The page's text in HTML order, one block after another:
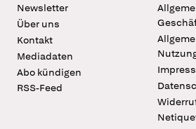
Newsletter
Über uns
Kontakt
Mediadaten
Abo kündigen
RSS-Feed